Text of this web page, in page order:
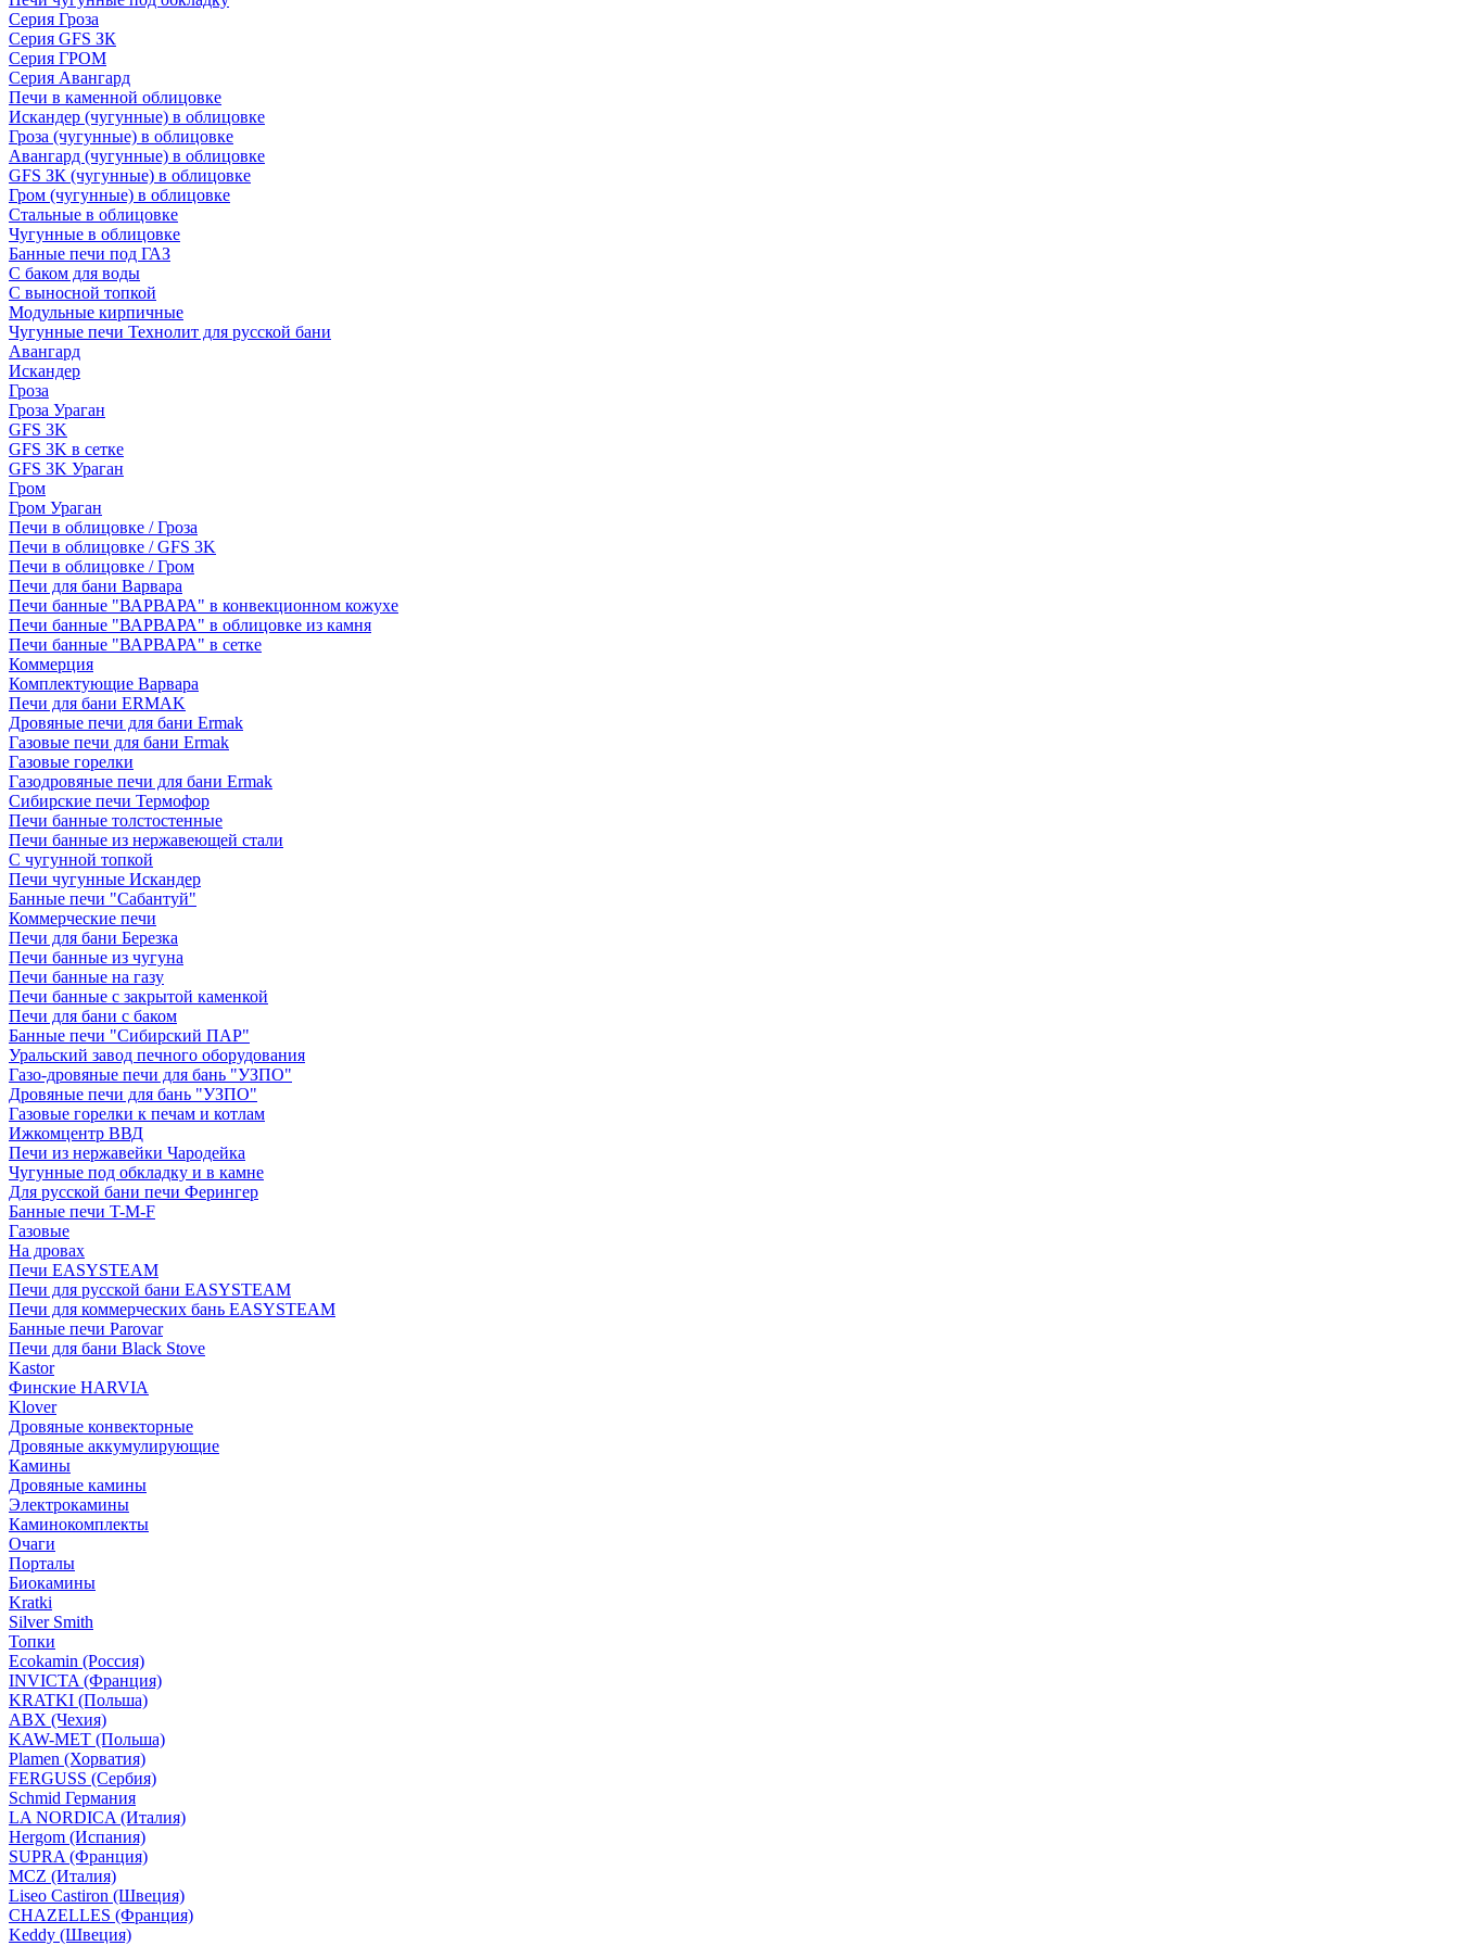
Серия Гроза
Серия GFS ЗК
Серия ГРОМ
Серия Авангард
Печи в каменной облицовке
Искандер (чугунные) в облицовке
Гроза (чугунные) в облицовке
Авангард (чугунные) в облицовке
GFS ЗК (чугунные) в облицовке
Гром (чугунные) в облицовке
Стальные в облицовке
Чугунные в облицовке
Банные печи под ГАЗ
С баком для воды
С выносной топкой
Модульные кирпичные
Чугунные печи Технолит для русской бани
Авангард
Искандер
Гроза
Гроза Ураган
GFS 3K
GFS 3K в сетке
GFS 3K Ураган
Гром
Гром Ураган
Печи в облицовке / Гроза
Печи в облицовке / GFS 3K
Печи в облицовке / Гром
Печи для бани Варвара
Печи банные "ВАРВАРА" в конвекционном кожухе
Печи банные "ВАРВАРА" в облицовке из камня
Печи банные "ВАРВАРА" в сетке
Коммерция
Комплектующие Варвара
Печи для бани ERMAK
Дровяные печи для бани Ermak
Газовые печи для бани Ermak
Газовые горелки
Газодровяные печи для бани Ermak
Сибирские печи Термофор
Печи банные толстостенные
Печи банные из нержавеющей стали
С чугунной топкой
Печи чугунные Искандер
Банные печи "Сабантуй"
Коммерческие печи
Печи для бани Березка
Печи банные из чугуна
Печи банные на газу
Печи банные с закрытой каменкой
Печи для бани с баком
Банные печи "Сибирский ПАР"
Уральский завод печного оборудования
Газо-дровяные печи для бань "УЗПО"
Дровяные печи для бань "УЗПО"
Газовые горелки к печам и котлам
Ижкомцентр ВВД
Печи из нержавейки Чародейка
Чугунные под обкладку и в камне
Для русской бани печи Ферингер
Банные печи T-M-F
Газовые
На дровах
Печи EASYSTEAM
Печи для русской бани EASYSTEAM
Печи для коммерческих бань EASYSTEAM
Банные печи Parovar
Печи для бани Black Stove
Kastor
Финские HARVIA
Klover
Дровяные конвекторные
Дровяные аккумулирующие
Камины
Дровяные камины
Электрокамины
Каминокомплекты
Очаги
Порталы
Биокамины
Kratki
Silver Smith
Топки
Ecokamin (Россия)
INVICTA (Франция)
KRATKI (Польша)
ABX (Чехия)
KAW-MET (Польша)
Plamen (Хорватия)
FERGUSS (Сербия)
Schmid Германия
LA NORDICA (Италия)
Hergom (Испания)
SUPRA (Франция)
MCZ (Италия)
Liseo Castiron (Швеция)
CHAZELLES (Франция)
Keddy (Швеция)